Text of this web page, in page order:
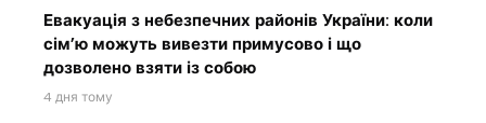
Евакуація з небезпечних районів України: коли
сім’ю можуть вивезти примусово і що
дозволено взяти із собою
4 дня тому